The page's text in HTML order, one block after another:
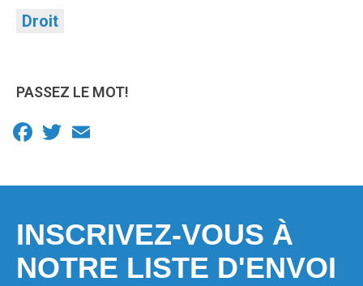
Droit
PASSEZ LE MOT!
Facebook
Twitter
INSCRIVEZ-VOUS À
NOTRE LISTE D'ENVOI